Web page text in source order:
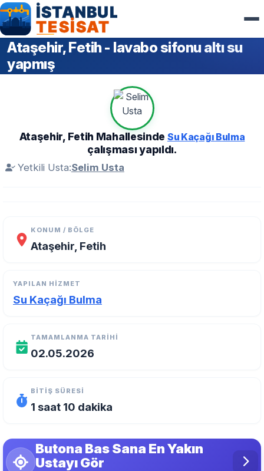
Ataşehir, Fetih - lavabo sifonu altı su
yapmış
Ataşehir, Fetih Mahallesinde Su Kaçağı Bulma
çalışması yapıldı.
Yetkili Usta:Selim Usta
KONUM / BÖLGE
Ataşehir, Fetih
YAPILAN HIZMET
Su Kaçağı Bulma
TAMAMLANMA TARIHI
02.05.2026
BITIŞ SÜRESI
1 saat 10 dakika
Butona Bas Sana En Yakın
Ustayı Gör